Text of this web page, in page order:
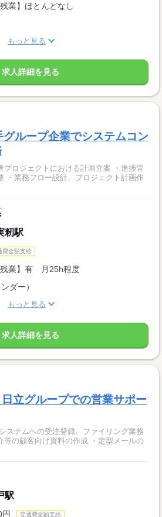
業】ほとんどなし
もっと見る
求人詳細を見る
グループ企業でシステムコン
プロジェクトにおける計画立案 ・進捗管
・業務フロー設計、プロジェクト計画作
籾駅
費全額支給
業】有 月25h程度
ダー）
もっと見る
求人詳細を見る
日立グループでの営業サポー
テムへの受注登録、ファイリング業務
等の顧客向け資料の作成 ・定型メールの
駅
交通費全額支給